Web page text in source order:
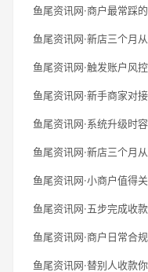
鱼尾资讯网·商户最常踩
鱼尾资讯网·新店三个月
鱼尾资讯网·触发账户风
鱼尾资讯网·新手商家对
鱼尾资讯网·系统升级时
鱼尾资讯网·新店三个月
鱼尾资讯网·小商户值得
鱼尾资讯网·五步完成收
鱼尾资讯网·商户日常合
鱼尾资讯网·替别人收款